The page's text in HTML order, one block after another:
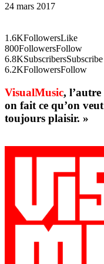
24 mars 2017
1.6KFollowersLike
800FollowersFollow
6.8KSubscribersSubscribe
6.2KFollowersFollow
VisualMusic,
on fait ce qu’on
toujours plaisir. »